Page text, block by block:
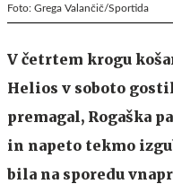
Foto: Grega Valančič/Sportida
V četrtem krogu
Helios v soboto
premagal, Rogaška
in napeto tekmo
bila na sporedu